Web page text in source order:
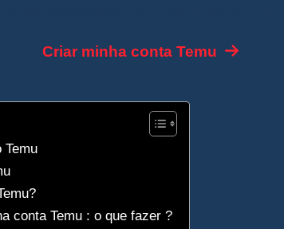
Criar minha conta Temu
Temu
conta Temu : o que fazer ?